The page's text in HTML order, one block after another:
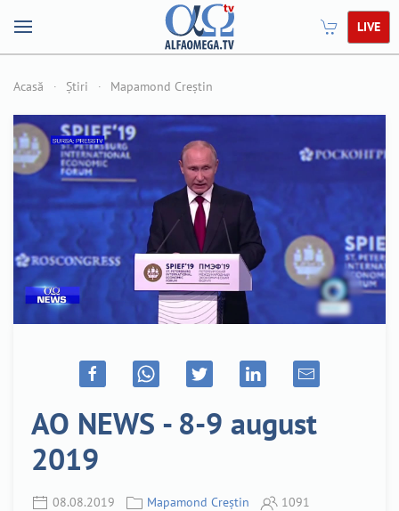
LIVE
Acasă Știri Mapamond Creștin
AO NEWS - 8-9 august
2019
08.08.2019 Mapamond Creștin 1091